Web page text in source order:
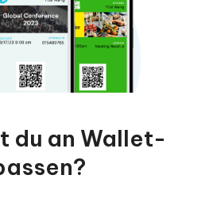
du an Wallet-